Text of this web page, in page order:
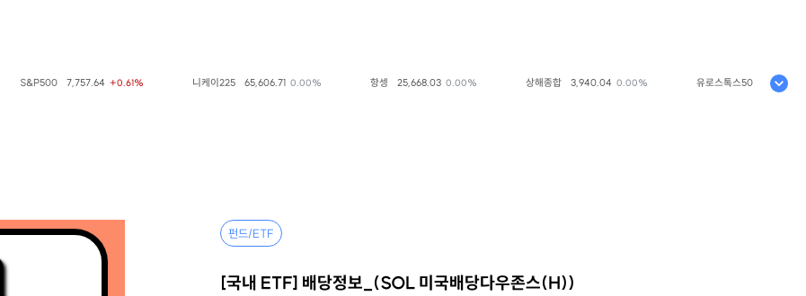
S&P500 7,757.64 +0.61% 니케이225 65,606.71 0.00% 25,668.03 0.00% 상해종합 3,940.04 0.00% 유로스톡스50 6,523.86
펀드/ETF
[국내 ETF] 배당정보_(SOL 미국배당다우존스(H))